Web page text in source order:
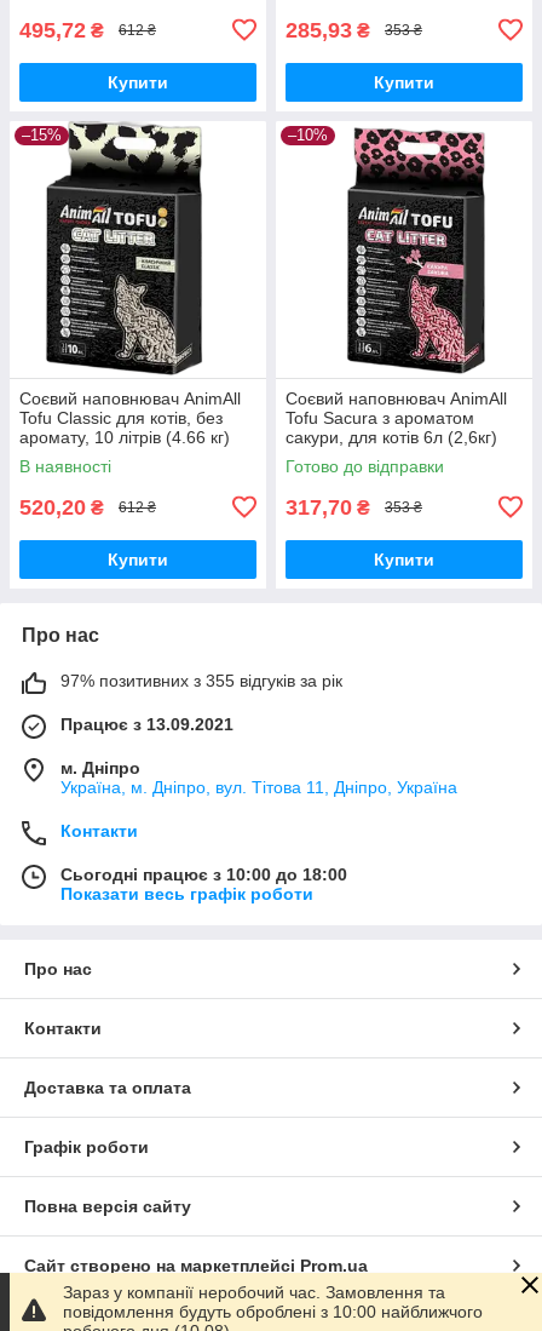
495,72 ₴ 612 ₴
Купити
285,93 ₴ 353 ₴
Купити
–15%
Соєвий наповнювач AnimAll
Tofu Classic для котів, без
аромату, 10 літрів (4.66 кг)
В наявності
520,20 ₴ 612 ₴
Купити
–10%
Соєвий наповнювач AnimAll
Tofu Saсura з ароматом
сакури, для котів 6л (2,6кг)
Готово до відправки
317,70 ₴ 353 ₴
Купити
Про нас
97% позитивних з 355 відгуків за рік
Працює з 13.09.2021
м. Дніпро
Україна, м. Дніпро, вул. Тітова 11, Дніпро, Україна
Контакти
Сьогодні працює з 10:00 до 18:00
Показати весь графік роботи
Про нас
Контакти
Доставка та оплата
Графік роботи
Повна версія сайту
Сайт створено на маркетплейсі Prom.ua
Політика конфіденційності
Зараз у компанії неробочий час. Замовлення та
повідомлення будуть оброблені з 10:00 найближчого